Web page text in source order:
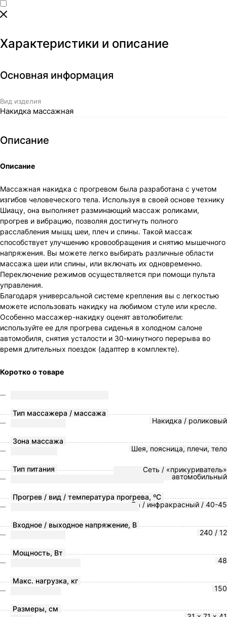
Характеристики и описание
Основная информация
Вид изделия
Накидка массажная
Описание
Описание
Массажная накидка с прогревом была разработана с учетом
изгибов человеческого тела. Используя в своей основе технику
Шиацу, она выполняет разминающий массаж роликами,
прогрев и вибрацию, позволяя достигнуть полного
расслабления мышц шеи, плеч и спины. Такой массаж
способствует улучшению кровообращения и снятию мышечного
напряжения. Вы можете легко выбирать различные области
массажа шеи или спины, или включать их одновременно.
Переключение режимов осуществляется при помощи пульта
управления.
Благодаря универсальной системе крепления вы с легкостью
можете использовать накидку на любимом стуле или кресле.
Особенно массажер-накидку оценят автолюбители:
используйте ее для прогрева сиденья в холодном салоне
автомобиля, снятия усталости и 30-минутного перерыва во
время длительных поездок (адаптер в комплекте).
Коротко о товаре
Тип массажера / массажа
Накидка / роликовый
Зона массажа
Шея, поясница, плечи, тело
Тип питания
Сеть / «прикуриватель»
автомобильный
Прогрев / вид / температура прогрева, ºС
Да / инфракрасный / 40-45
Входное / выходное напряжение, В
240 / 12
Мощность, Вт
48
Макс. нагрузка, кг
150
Размеры, см